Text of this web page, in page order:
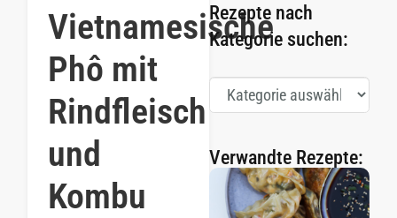
Vietnamesische
Phô mit
Rindfleisch
und
Kombu
Rezepte nach
Kategorie suchen:
Verwandte Rezepte: